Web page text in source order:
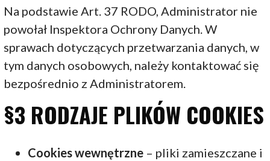
Na podstawie Art. 37 RODO, Administrator nie
powołał Inspektora Ochrony Danych. W
sprawach dotyczących przetwarzania danych, w
tym danych osobowych, należy kontaktować się
bezpośrednio z Administratorem.
§3 RODZAJE PLIKÓW COOKIES
Cookies wewnętrzne – pliki zamieszczane i